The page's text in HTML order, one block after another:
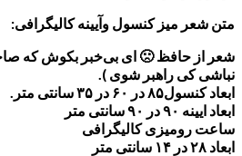
متن شعر میز کنسول وآیینه کالیگرافی:
شعر از حافظ 🙁 ای بی‌خبر بکوش که
نباشی کی راهبر شوی ).
ابعاد کنسول۸۵ در ۶۰ در ۳۵ سانتی متر.
ابعاد ایینه ۹۰ در ۹۰ سانتی متر
ساعت رومیزی کالیگرافی
ابعاد ۲۸ در ۱۴ سانتی متر